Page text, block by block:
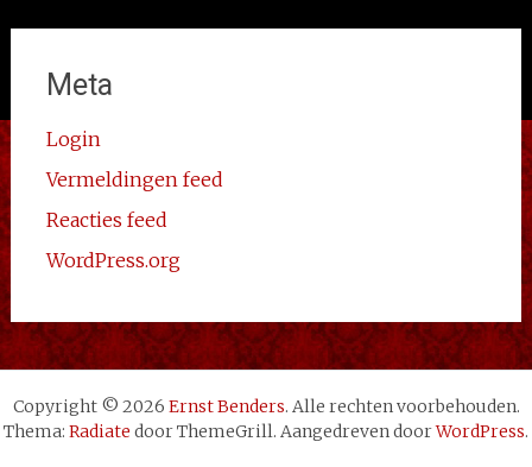
Meta
Login
Vermeldingen feed
Reacties feed
WordPress.org
Copyright © 2026 Ernst Benders. Alle rechten voorbehouden.
Thema: Radiate door ThemeGrill. Aangedreven doorWordPress.